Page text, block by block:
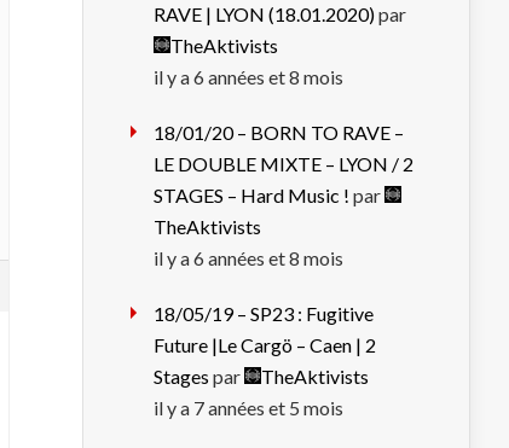
RAVE | LYON (18.01.2020)par
TheAktivists
il y a 6 années et 8 mois
18/01/20 – BORN TO RAVE –
LE DOUBLE MIXTE – LYON / 2
STAGES – Hard Music ! par
TheAktivists
il y a 6 années et 8 mois
18/05/19 – SP23 : Fugitive
Future |Le Cargö – Caen | 2
Stages par
TheAktivists
il y a 7 années et 5 mois